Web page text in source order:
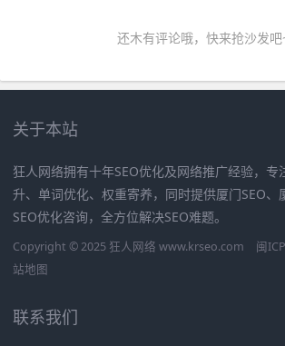
还木有评论哦，快来抢沙发吧
关于本站
狂人网络拥有十年SEO优化及网络推广经验，专
升、单词优化、权重寄养，同时提供厦门SEO、
SEO优化咨询，全方位解决SEO难题。
Copyright © 2025 狂人网络 www.krseo.com 闽
站地图
联系我们